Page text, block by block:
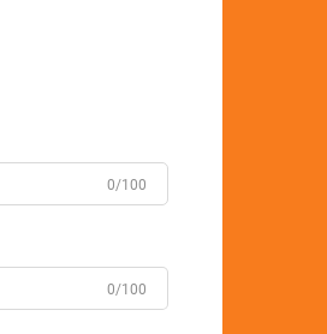
0/100
0/100